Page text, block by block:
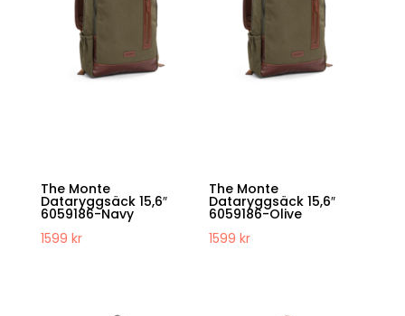
The Monte
Dataryggsäck 15,6″
6059186-Navy
1599 kr
The Monte
Dataryggsäck 15,6″
6059186-Olive
1599kr